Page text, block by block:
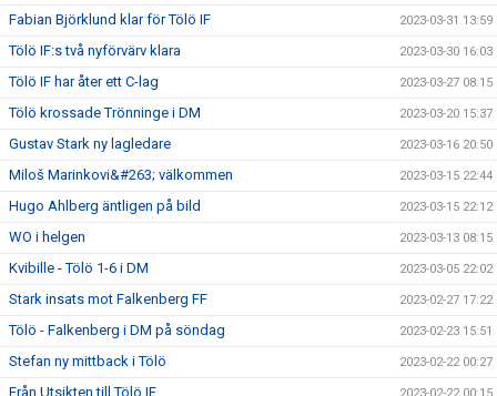
Fabian Björklund klar för Tölö IF 2023-03-31 13:59
Tölö IF:s två nyförvärv klara 2023-03-30 16:03
Tölö IF har åter ett C-lag 2023-03-27 08:15
Tölö krossade Trönninge i DM 2023-03-20 15:37
Gustav Stark ny lagledare 2023-03-16 20:50
Miloš Marinkovi&#263; välkommen 2023-03-15 22:44
Hugo Ahlberg äntligen på bild 2023-03-15 22:12
WO i helgen 2023-03-13 08:15
Kvibille - Tölö 1-6 i DM 2023-03-05 22:02
Stark insats mot Falkenberg FF 2023-02-27 17:22
Tölö - Falkenberg i DM på söndag 2023-02-23 15:51
Stefan ny mittback i Tölö 2023-02-22 00:27
Från Utsikten till Tölö IF